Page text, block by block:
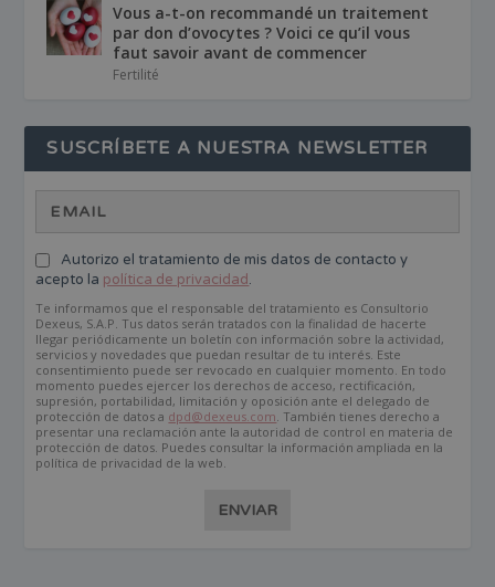
Vous a-t-on recommandé un traitement
par don d’ovocytes ? Voici ce qu’il vous
faut savoir avant de commencer
Fertilité
SUSCRÍBETE A NUESTRA NEWSLETTER
Autorizo el tratamiento de mis datos de contacto y
acepto la política de privacidad.
Te informamos que el responsable del tratamiento es Consultorio
Dexeus, S.A.P. Tus datos serán tratados con la finalidad de hacerte
llegar periódicamente un boletín con información sobre la actividad,
servicios y novedades que puedan resultar de tu interés. Este
consentimiento puede ser revocado en cualquier momento. En todo
momento puedes ejercer los derechos de acceso, rectificación,
supresión, portabilidad, limitación y oposición ante el delegado de
protección de datos a dpd@dexeus.com . También tienes derecho a
presentar una reclamación ante la autoridad de control en materia de
protección de datos. Puedes consultar la información ampliada en la
política de privacidad de la web.
ENVIAR